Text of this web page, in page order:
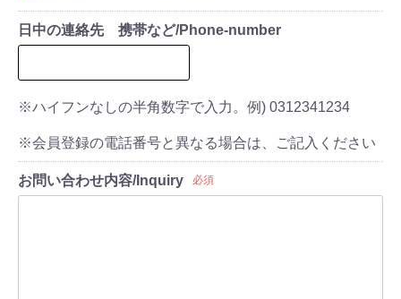
日中の連絡先 携帯など/Phone-number
※ハイフンなしの半角数字で入力。例) 0312341234
※会員登録の電話番号と異なる場合は、ご記入ください
お問い合わせ内容/Inquiry 必須